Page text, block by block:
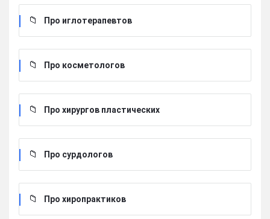
Про иглотерапевтов
Про косметологов
Про хирургов пластических
Про сурдологов
Про хиропрактиков